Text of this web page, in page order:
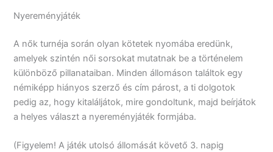
Nyereményjáték
A nők turnéja során olyan kötetek nyomába eredünk,
amelyek szintén női sorsokat mutatnak be a történelem
különböző pillanataiban. Minden állomáson találtok egy
némiképp hiányos szerző és cím párost, a ti dolgotok
pedig az, hogy kitaláljátok, mire gondoltunk, majd beírjátok
a helyes választ a nyereményjáték formjába.
(Figyelem! A játék utolsó állomását követő 3. napig